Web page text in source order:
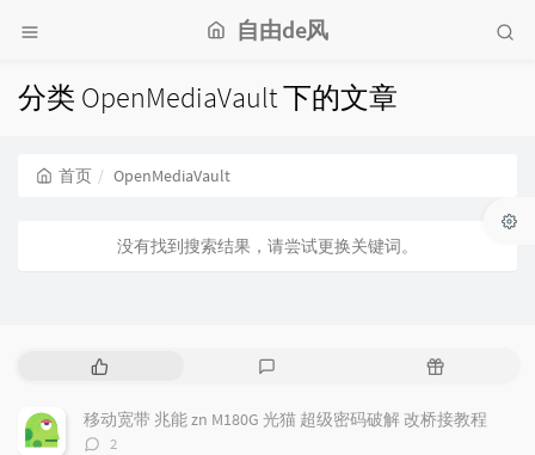
自由de风
分类 OpenMediaVault 下的文章
首页 OpenMediaVault
没有找到搜索结果，请尝试更换关键词。
热
文
章
评
论
随
文
章
移动宽带 兆能 zn M180G 光猫 超级密码破解 改桥接教程
评
2